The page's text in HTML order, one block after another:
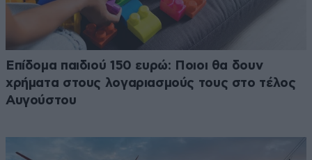
Επίδομα παιδιού 150 ευρώ: Ποιοι θα δουν
χρήματα στους λογαριασμούς τους στο τέλος
Αυγούστου